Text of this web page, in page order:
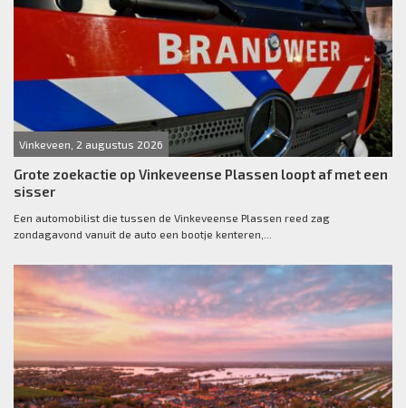
Vinkeveen, 2 augustus 2026
Grote zoekactie op Vinkeveense Plassen loopt af met een
sisser
Een automobilist die tussen de Vinkeveense Plassen reed zag
zondagavond vanuit de auto een bootje kenteren,...